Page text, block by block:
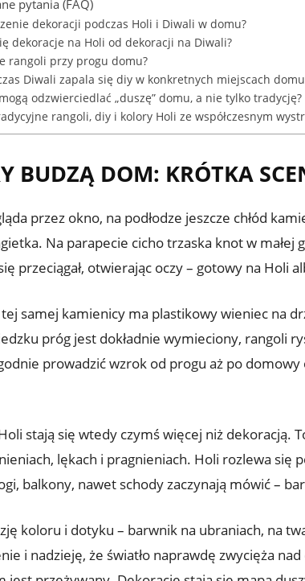
pytania (FAQ)
dekoracji podczas Holi i Diwali w domu?
dekoracje na Holi od dekoracji na Diwali?
rangoli przy progu domu?
Diwali zapala się diy w konkretnych miejscach
odzwierciedlać „duszę” domu, a nie tylko tradycję?
rangoli, diy i kolory Holi ze współczesnym
BUDZĄ DOM: KRÓTKA
przez okno, na podłodze jeszcze chłód
Na parapecie cicho trzaska knot w
przeciągał, otwierając oczy – gotowy na Holi
samej kamienicy ma plastikowy wieniec na
próg jest dokładnie wymieciony, rangoli
prowadzić wzrok od progu aż po
stają się wtedy czymś więcej niż
lękach i pragnieniach. Holi rozlewa
balkony, nawet schody zaczynają mówić –
koloru i dotyku – barwnik na ubraniach, na
i nadzieję, że światło naprawdę zwycięża